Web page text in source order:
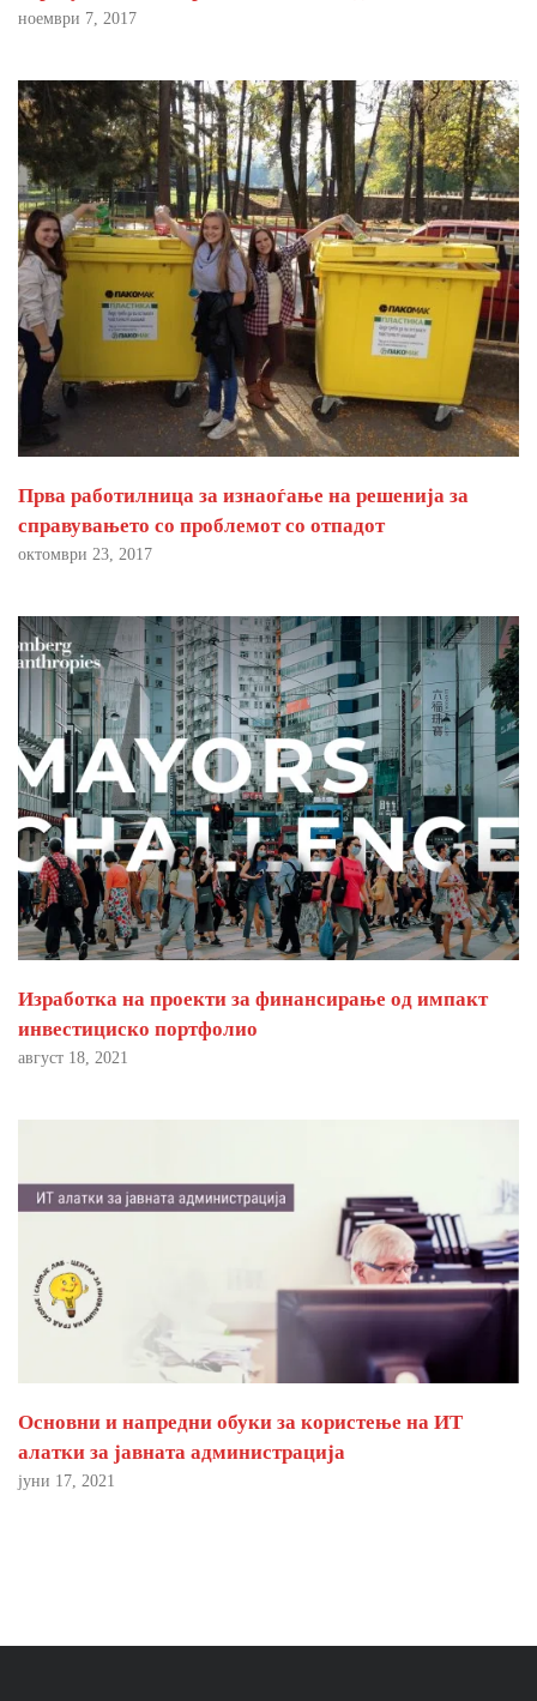
ноември 7, 2017
Прва работилница за изнаоѓање на решенија за
справувањето со проблемот со отпадот
октомври 23, 2017
Изработка на проекти за финансирање од импакт
инвестициско портфолио
август 18, 2021
Основни и напредни обуки за користење на ИТ
алатки за јавната администрација
јуни 17, 2021